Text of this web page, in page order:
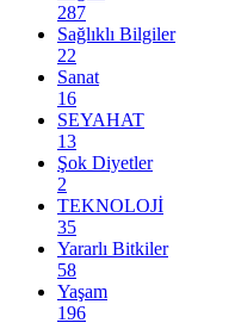
287
Sağlıklı Bilgiler
22
Sanat
16
SEYAHAT
13
Şok Diyetler
2
TEKNOLOJİ
35
Yararlı Bitkiler
58
Yaşam
196